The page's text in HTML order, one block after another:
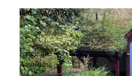
Bild: © AGARD e.V.
Kategorie:
Ausstellung